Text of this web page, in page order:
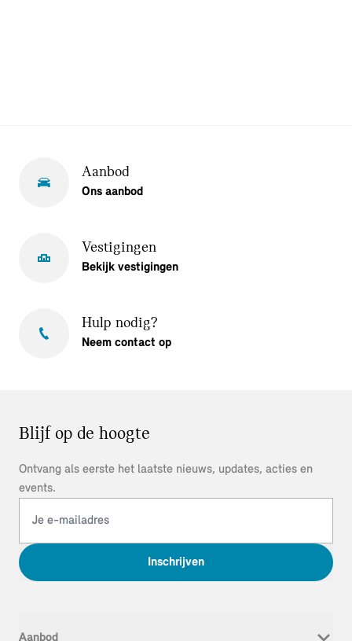
Aanbod
Ons aanbod
Vestigingen
Bekijk vestigingen
Hulp nodig?
Neem contact op
Blijf op de hoogte
Ontvang als eerste het laatste nieuws, updates, acties en
events.
Inschrijven
Aanbod